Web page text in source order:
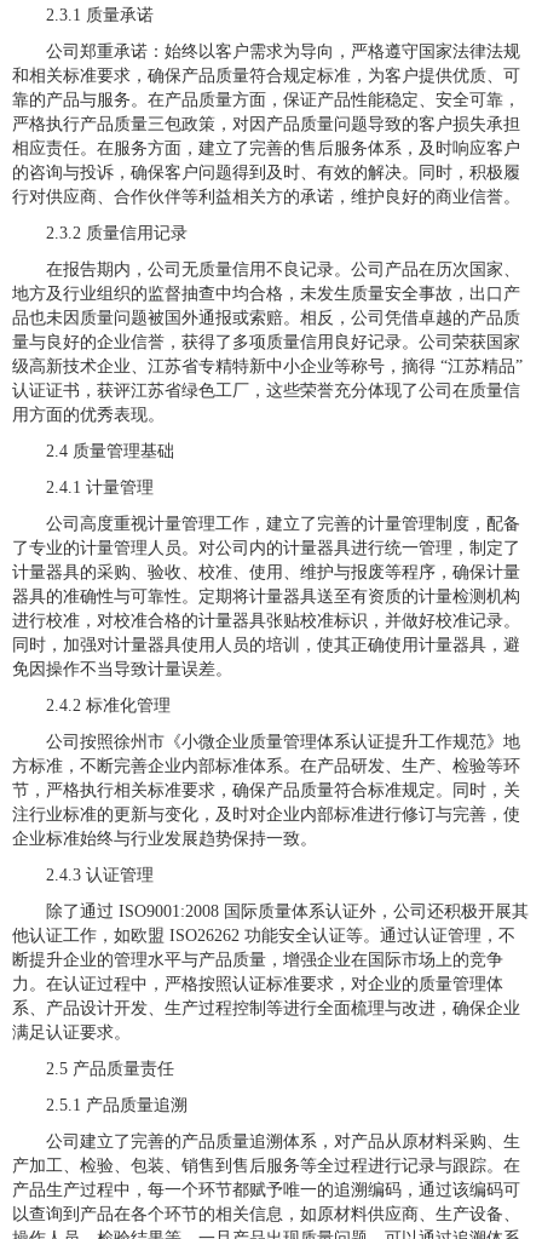
2.3.1 质量承诺
公司郑重承诺：始终以客户需求为导向，严格遵守国家法律法规
和相关标准要求，确保产品质量符合规定标准，为客户提供优质、可
靠的产品与服务。在产品质量方面，保证产品性能稳定、安全可靠，
严格执行产品质量三包政策，对因产品质量问题导致的客户损失承担
相应责任。在服务方面，建立了完善的售后服务体系，及时响应客户
的咨询与投诉，确保客户问题得到及时、有效的解决。同时，积极履
行对供应商、合作伙伴等利益相关方的承诺，维护良好的商业信誉。
2.3.2 质量信用记录
在报告期内，公司无质量信用不良记录。公司产品在历次国家、
地方及行业组织的监督抽查中均合格，未发生质量安全事故，出口产
品也未因质量问题被国外通报或索赔。相反，公司凭借卓越的产品质
量与良好的企业信誉，获得了多项质量信用良好记录。公司荣获国家
级高新技术企业、江苏省专精特新中小企业等称号，摘得 “江苏精品”
认证证书，获评江苏省绿色工厂，这些荣誉充分体现了公司在质量信
用方面的优秀表现。
2.4 质量管理基础
2.4.1 计量管理
公司高度重视计量管理工作，建立了完善的计量管理制度，配备
了专业的计量管理人员。对公司内的计量器具进行统一管理，制定了
计量器具的采购、验收、校准、使用、维护与报废等程序，确保计量
器具的准确性与可靠性。定期将计量器具送至有资质的计量检测机构
进行校准，对校准合格的计量器具张贴校准标识，并做好校准记录。
同时，加强对计量器具使用人员的培训，使其正确使用计量器具，避
免因操作不当导致计量误差。
2.4.2 标准化管理
公司按照徐州市《小微企业质量管理体系认证提升工作规范》地
方标准，不断完善企业内部标准体系。在产品研发、生产、检验等环
节，严格执行相关标准要求，确保产品质量符合标准规定。同时，关
注行业标准的更新与变化，及时对企业内部标准进行修订与完善，使
企业标准始终与行业发展趋势保持一致。
2.4.3 认证管理
除了通过 ISO9001:2008 国际质量体系认证外，公司还积极开展其
他认证工作，如欧盟 ISO26262 功能安全认证等。通过认证管理，不
断提升企业的管理水平与产品质量，增强企业在国际市场上的竞争
力。在认证过程中，严格按照认证标准要求，对企业的质量管理体
系、产品设计开发、生产过程控制等进行全面梳理与改进，确保企业
满足认证要求。
2.5 产品质量责任
2.5.1 产品质量追溯
公司建立了完善的产品质量追溯体系，对产品从原材料采购、生
产加工、检验、包装、销售到售后服务等全过程进行记录与跟踪。在
产品生产过程中，每一个环节都赋予唯一的追溯编码，通过该编码可
以查询到产品在各个环节的相关信息，如原材料供应商、生产设备、